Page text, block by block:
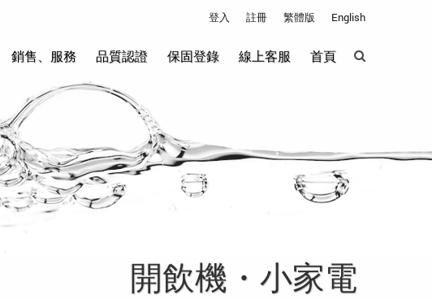
繁體版 English
登入 註冊
銷售、服務 品質認證 保固登錄 線上客服 首頁
開飲機・小家電